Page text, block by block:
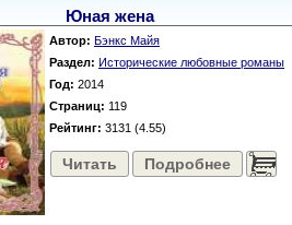
Юная жена
Автор: Бэнкс Майя
Раздел: Исторические любовные романы
Год: 2014
Страниц: 119
Рейтинг: 3131 (4.55)
Читать Подробнее ......